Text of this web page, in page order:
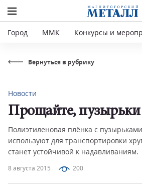
Город ММК Конкурсы и
Вернуться в рубрику
8 августа 2015 200
Новости
Прощайте, пузырьки
Полиэтиленовая плёнка с
используют для транспортировки
станет устойчивой к надавливаниям.